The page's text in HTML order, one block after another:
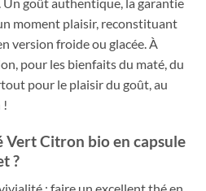
moment plaisir, reconstituant
version froide ou glacée. À
pour les bienfaits du maté, du
pour le plaisir du goût, au
!
Vert Citron bio en capsule
?